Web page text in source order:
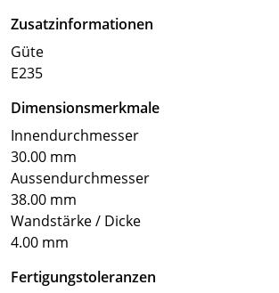
Zusatzinformationen
Güte
E235
Dimensionsmerkmale
Innendurchmesser
30.00 mm
Aussendurchmesser
38.00 mm
Wandstärke / Dicke
4.00 mm
Fertigungstoleranzen